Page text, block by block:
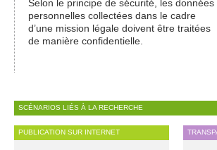
Selon le principe de sécurité, les données
personnelles collectées dans le cadre
d’une mission légale doivent être traitées
de manière confidentielle.
SCÉNARIOS LIÉS À LA RECHERCHE
PUBLICATION SUR INTERNET